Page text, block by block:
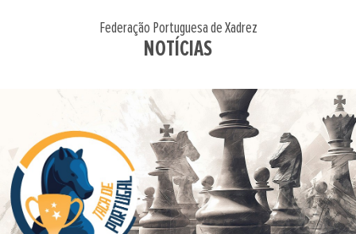
Federação Portuguesa de Xadrez
NOTÍCIAS